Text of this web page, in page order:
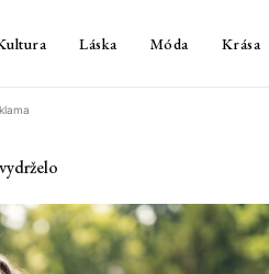
Láska Móda Krása
zchladit